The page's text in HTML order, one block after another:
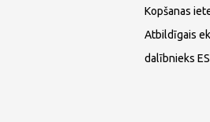
Kopšanas
Atbildīgais
dalībnieks ES